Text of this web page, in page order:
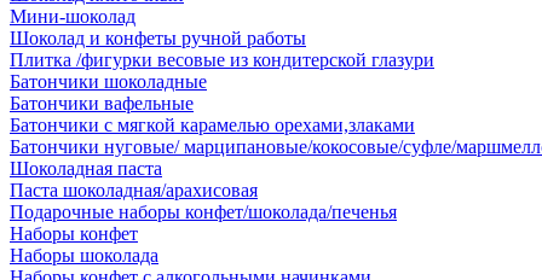
Мини-шоколад
Шоколад и конфеты ручной работы
Плитка /фигурки весовые из кондитерской глазури
Батончики шоколадные
Батончики вафельные
Батончики с мягкой карамелью орехами,злаками
Батончики нуговые/ марципановые/кокосовые/суфле/
Шоколадная паста
Паста шоколадная/арахисовая
Подарочные наборы конфет/шоколада/печенья
Наборы конфет
Наборы шоколада